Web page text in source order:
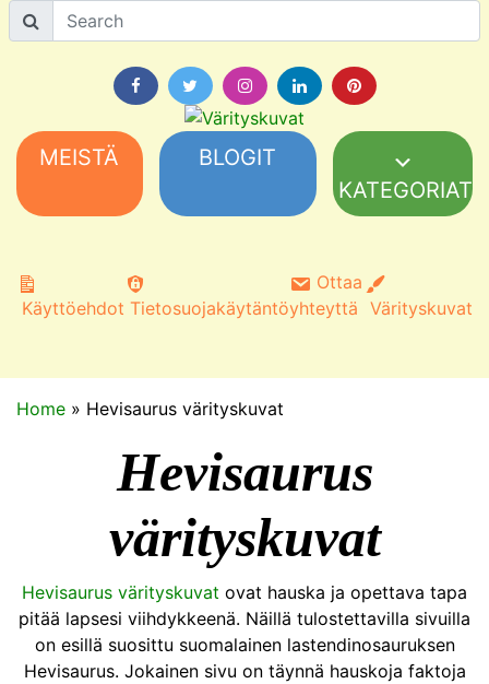
MEISTÄ
BLOGIT
KATEGORIAT
Käyttöehdot Tietosuojakäytäntö
Ottaa
yhteyttä Värityskuvat
Home » Hevisaurus värityskuvat
Hevisaurus
värityskuvat
Hevisaurus värityskuvat ovat hauska ja opettava tapa
pitää lapsesi viihdykkeenä. Näillä tulostettavilla sivuilla
on esillä suosittu suomalainen lastendinosauruksen
Hevisaurus. Jokainen sivu on täynnä hauskoja faktoja